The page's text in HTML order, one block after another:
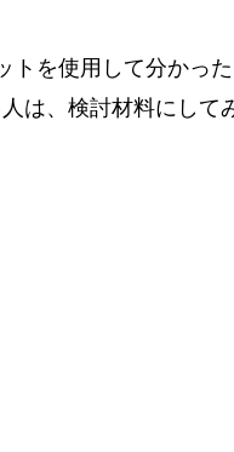
トを使用して分かっ
は、検討材料にして